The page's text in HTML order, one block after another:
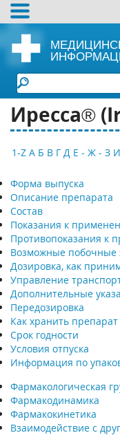
Иресса®
1-Z А Б В Г Д Е - Ж - З
Форма выпуска
Описание препарата
Состав
Показания к
Противопоказания к
Возможные побочные
Дозировка, как
Управление
Дополнительные
Передозировка
Как хранить препарат
Срок годности
Условия отпуска
Информация по
Фармакологическая
Фармакодинамика
Фармакокинетика
Взаимодействие с